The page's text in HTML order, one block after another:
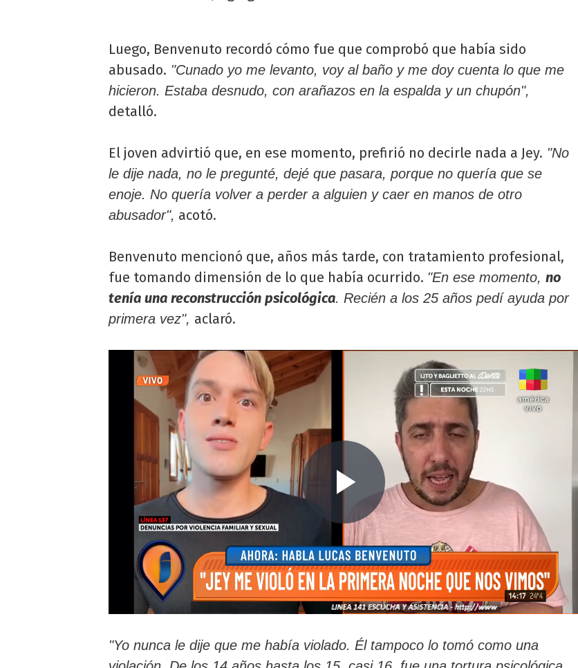
Luego, Benvenuto recordó cómo fue que comprobó que había sido
abusado. "Cunado yo me levanto, voy al baño y me doy cuenta lo que me
hicieron. Estaba desnudo, con arañazos en la espalda y un chupón",
detalló.
El joven advirtió que, en ese momento, prefirió no decirle nada a Jey. "No
le dije nada, no le pregunté, dejé que pasara, porque no quería que se
enoje. No quería volver a perder a alguien y caer en manos de otro
abusador", acotó.
Benvenuto mencionó que, años más tarde, con tratamiento profesional,
fue tomando dimensión de lo que había ocurrido. "En ese momento, no
tenía una reconstrucción psicológica. Recién a los 25 años pedí ayuda por
primera vez", aclaró.
"Yo nunca le dije que me había violado. Él tampoco lo tomó como una